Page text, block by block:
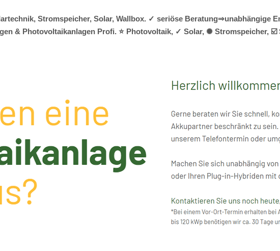
Stromspeicher, Solar, Wallbox. ✓ seriöse Beratung⇒unabhängige
& Photovoltaikanlagen Profi. ⭐ Photovoltaik, ✓ Solar, ✺ Stromspeicher,